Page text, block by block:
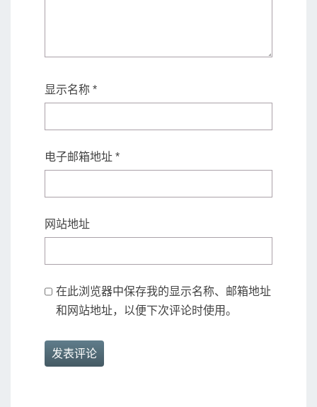
显示名称 *
电子邮箱地址 *
网站地址
在此浏览器中保存我的显示名称、邮箱地址
和网站地址，以便下次评论时使用。